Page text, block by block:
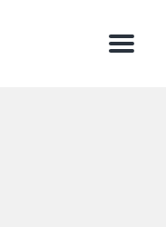
Menu